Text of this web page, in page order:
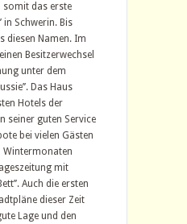
somit das erste
in Schwerin. Bis
diesen Namen. Im
Besitzerwechsel
unter dem
Das Haus
Hotels der
seiner guten Service
bei vielen Gästen
Wintermonaten
mit
Auch die ersten
dieser Zeit
Lage und den